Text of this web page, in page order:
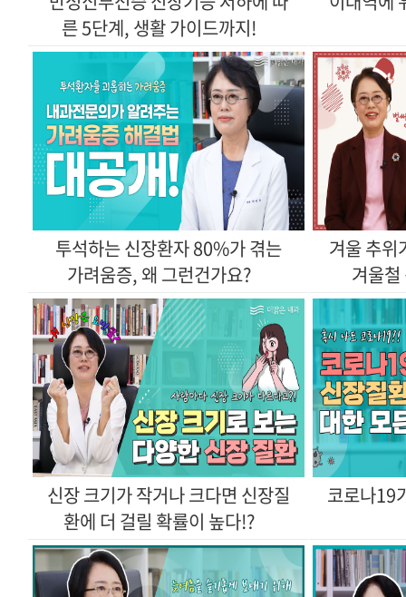
른 5단계, 생활 가이드까지!
가려움증, 왜 그런건가요? 겨울철
환에 더 걸릴 확률이 높다!?